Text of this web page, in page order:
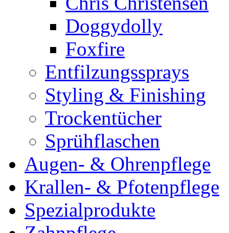
Doggydolly
Foxfire
Entfilzungssprays
Styling & Finishing
Trockentücher
Sprühflaschen
Augen- & Ohrenpflege
Krallen- & Pfotenpflege
Spezialprodukte